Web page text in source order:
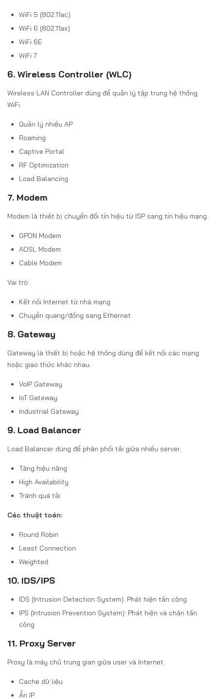
WiFi 5 (802.11ac)
WiFi 6 (802.11ax)
WiFi 6E
WiFi 7
6. Wireless Controller (WLC)
Wireless LAN Controller dùng để quản lý tập trung hệ thống
WiFi.
Quản lý nhiều AP
Roaming
Captive Portal
RF Optimization
Load Balancing
7. Modem
Modem là thiết bị chuyển đổi tín hiệu từ ISP sang tín hiệu mạng.
GPON Modem
ADSL Modem
Cable Modem
Vai trò:
Kết nối Internet từ nhà mạng
Chuyển quang/đồng sang Ethernet
8. Gateway
Gateway là thiết bị hoặc hệ thống dùng để kết nối các mạng
hoặc giao thức khác nhau.
VoIP Gateway
IoT Gateway
Industrial Gateway
9. Load Balancer
Load Balancer dùng để phân phối tải giữa nhiều server.
Tăng hiệu năng
High Availability
Tránh quá tải
Các thuật toán:
Round Robin
Least Connection
Weighted
10. IDS/IPS
IDS (Intrusion Detection System): Phát hiện tấn công
IPS (Intrusion Prevention System): Phát hiện và chặn tấn
công
11. Proxy Server
Proxy là máy chủ trung gian giữa user và Internet.
Cache dữ liệu
Ẩn IP